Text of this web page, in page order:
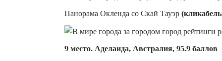
Панорама Окленда со Скай Тауэр
9 место. Аделаида, Австралия, 95.9 баллов